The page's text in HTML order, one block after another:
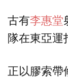
古有李惠堂
隊在東亞運
正以膠索帶